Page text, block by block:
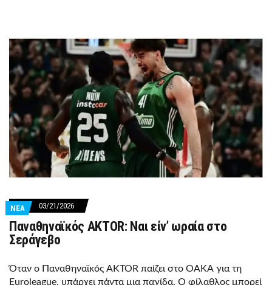
ΝΕΑ 03/21/2026
Παναθηναϊκός AKTOR: Ναι είν’ ωραία στο
Σεράγεβο
Όταν ο Παναθηναϊκός AKTOR παίζει στο ΟΑΚΑ για τη
Euroleague, υπάρχει πάντα μια παγίδα. Ο φίλαθλος μπορεί